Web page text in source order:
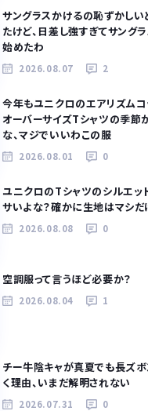
サングラスかけるの恥ずかしい
たけど、日差し強すぎてサング
始めたわ
2026.08.07 2
今年もユニクロのエアリズムコ
オーバーサイズTシャツの季節
な、マジでいいわこの服
2026.08.01 0
ユニクロのTシャツのシルエッ
サいよな？確かに生地はマシだ
2026.08.08 0
空調服って言うほど必要か？
2026.08.04 1
チー牛陰キャが真夏でも長ズ
く理由、いまだ解明されない
2026.07.31 0